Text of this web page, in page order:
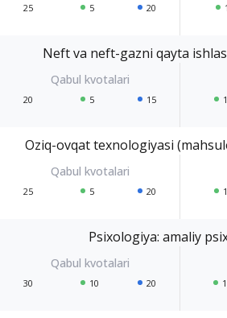
25 5 20
Neft va neft-gazni qayta
20 5 15
Oziq-ovqat texnologiyasi
25 5 20
Psixologiya: amaliy
30 10 20